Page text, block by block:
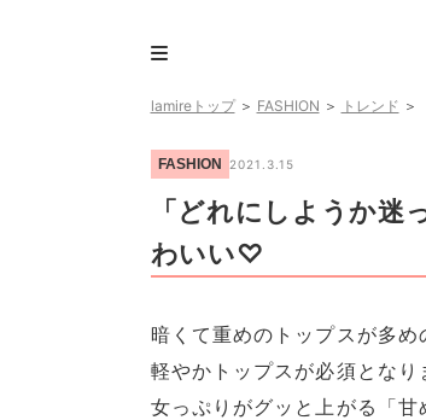
lamireトップ＞ FASHION ＞ トレンド ＞
FASHION 2021.3.15
「どれにしようか
わいい♡
暗くて重めのトップスが多
軽やかトップスが必須となり
女っぷりがグッと上がる「